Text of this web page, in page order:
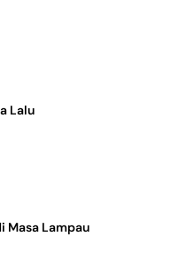
Lalu
Masa Lampau